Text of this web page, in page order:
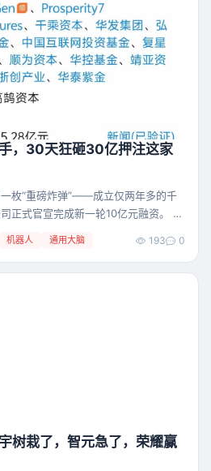
，30天狂砸30亿押注这家
枚“重磅炸弹”——成立仅两年多的千
正式官宣完成新一轮10亿元融资。 这
注，这在具身智能赛道实属罕见！ 更
机器人 通用大脑 193 0
树栽了，智元急了，荣耀赢